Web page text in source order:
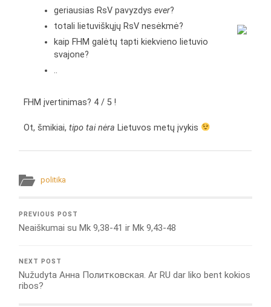
geriausias RsV pavyzdysever?
totali lietuviškųjų RsV nesėkmė?
kaip FHM galėtų tapti kiekvieno lietuvio
svajone?
..
FHM įvertinimas? 4 / 5 !
Ot, šmikiai,tipo tai nėra Lietuvos metų įvykis
politika
PREVIOUS POST
Neaiškumai su Mk 9,38-41 ir Mk 9,43-48
NEXT POST
Nužudyta Анна Политковская. Ar RU dar liko bent kokios
ribos?